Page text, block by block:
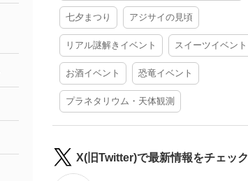
七夕まつり アジサイの見頃
リアル謎解きイベント スイーツイベント
お酒イベント 恐竜イベント
プラネタリウム・天体観測
X(旧Twitter)で最新情報をチェック